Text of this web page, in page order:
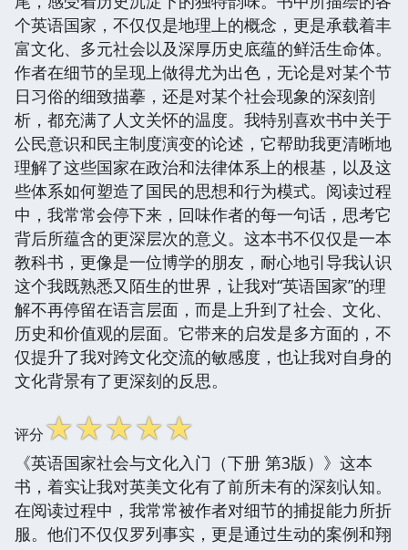
个英语国家，不仅仅是地理上的概念，更是承载着丰
富文化、多元社会以及深厚历史底蕴的鲜活生命体。
作者在细节的呈现上做得尤为出色，无论是对某个节
日习俗的细致描摹，还是对某个社会现象的深刻剖
析，都充满了人文关怀的温度。我特别喜欢书中关于
公民意识和民主制度演变的论述，它帮助我更清晰地
理解了这些国家在政治和法律体系上的根基，以及这
些体系如何塑造了国民的思想和行为模式。阅读过程
中，我常常会停下来，回味作者的每一句话，思考它
背后所蕴含的更深层次的意义。这本书不仅仅是一本
教科书，更像是一位博学的朋友，耐心地引导我认识
这个我既熟悉又陌生的世界，让我对“英语国家”的理
解不再停留在语言层面，而是上升到了社会、文化、
历史和价值观的层面。它带来的启发是多方面的，不
仅提升了我对跨文化交流的敏感度，也让我对自身的
文化背景有了更深刻的反思。
评分☆☆☆☆☆
《英语国家社会与文化入门（下册 第3版）》这本
书，着实让我对英美文化有了前所未有的深刻认知。
在阅读过程中，我常常被作者对细节的捕捉能力所折
服。他们不仅仅罗列事实，更是通过生动的案例和翔